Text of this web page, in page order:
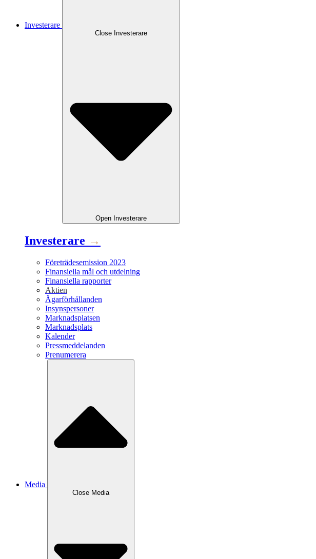
Investerare
Close Investerare
Open Investerare
Investerare →
Företrädesemission 2023
Finansiella mål och utdelning
Finansiella rapporter
Aktien
Ägarförhållanden
Insynspersoner
Marknadsplatsen
Marknadsplats
Kalender
Pressmeddelanden
Prenumerera
Media
Close Media